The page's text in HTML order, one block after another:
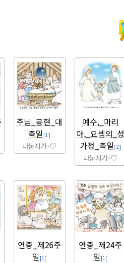
주님_공현_대
축일 [1]
나눔지기~♡
예수,_마리
아,_요셉의_성
가정_축일 [2]
나눔지기~♡
연중_제26주
일 [1]
연중_제24주
일 [1]